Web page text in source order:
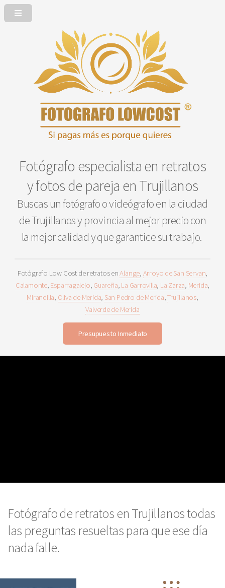
Fotógrafo especialista en retratos
y fotos de pareja en Trujillanos
Buscas un fotógrafo o videógrafo en la ciudad
de Trujillanos y provincia al mejor precio con
la mejor calidad y que garantice su trabajo.
Fotógrafo Low Cost de retratos enAlange, Arroyo de San Servan,
Calamonte, Esparragalejo, Guareña, La Garrovilla, La Zarza, Merida,
Mirandilla, Oliva de Merida, San Pedro de Merida,Trujillanos,
Valverde de Merida
Presupuesto Inmediato
Fotógrafo de retratos en Trujillanos todas
las preguntas resueltas para que ese día
nada falle.